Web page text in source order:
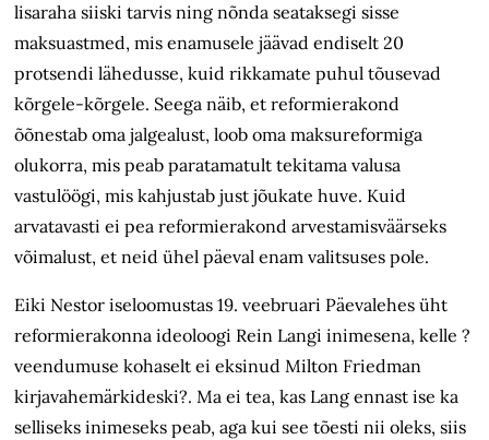
lisaraha siiski tarvis ning nõnda seataksegi sisse
maksuastmed, mis enamusele jäävad endiselt 20
protsendi lähedusse, kuid rikkamate puhul tõusevad
kõrgele-kõrgele. Seega näib, et reformierakond
õõnestab oma jalgealust, loob oma maksureformiga
olukorra, mis peab paratamatult tekitama valusa
vastulöögi, mis kahjustab just jõukate huve. Kuid
arvatavasti ei pea reformierakond arvestamisväärseks
võimalust, et neid ühel päeval enam valitsuses pole.
Eiki Nestor iseloomustas 19. veebruari Päevalehes üht
reformierakonna ideoloogi Rein Langi inimesena, kelle ?
veendumuse kohaselt ei eksinud Milton Friedman
kirjavahemärkideski?. Ma ei tea, kas Lang ennast ise ka
selliseks inimeseks peab, aga kui see tõesti nii oleks, siis